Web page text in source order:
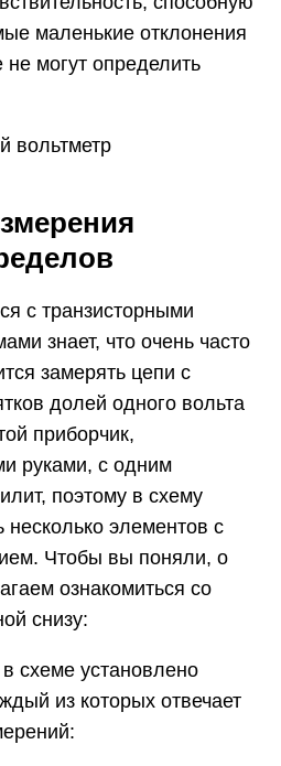
маленькие отклонения
могут определить
вольтметр
с транзисторными
знает, что очень часто
замерять цепи с
долей одного вольта
приборчик,
руками, с одним
поэтому в схему
несколько элементов с
Чтобы вы поняли, о
ознакомиться со
снизу:
схеме установлено
из которых отвечает